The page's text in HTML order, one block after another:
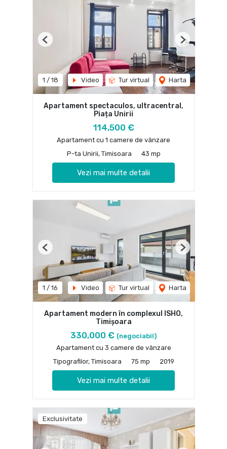
1 / 18 Video Tur virtual Harta
Previous Next
Apartament spectaculos, ultracentral,
Piața Unirii
114,500 €
Apartament cu 1 camere de vânzare
P-ta Unirii, Timisoara
43 mp
Vezi mai multe detalii
1 / 16 Video Tur virtual Harta
Previous Next
Apartament modern în complexul ISHO,
Timișoara
330,000 € (negociabil)
Apartament cu 3 camere de vânzare
Tipografilor, Timisoara
75 mp 2019
Vezi mai multe detalii
Exclusivitate